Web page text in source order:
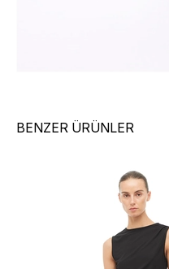
BENZER ÜRÜNLER